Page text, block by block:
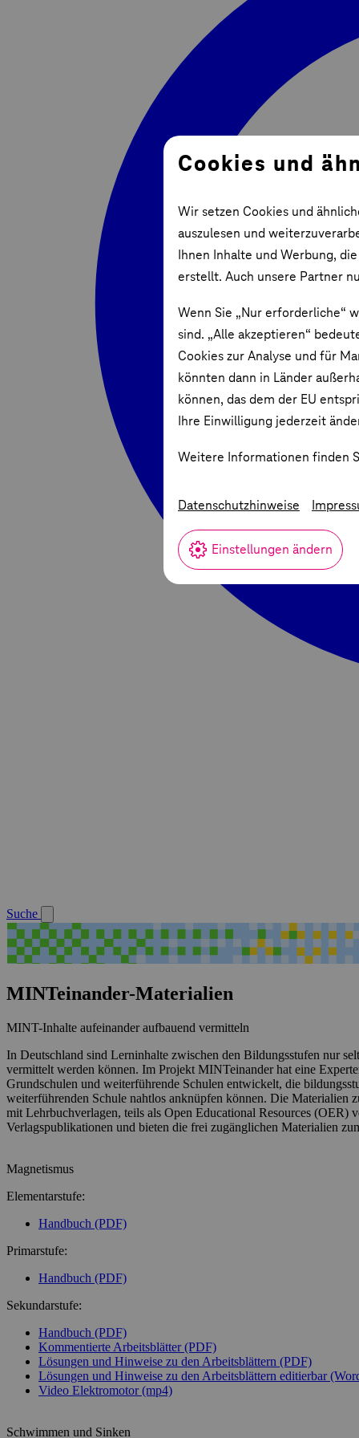
Cookies und
Wir setzen Cookies und
auszulesen und
Ihnen Inhalte und Werbung,
erstellt. Auch unsere Partner
Wenn Sie „Nur erforderliche“
sind. „Alle akzeptieren“
Cookies zur Analyse und für
könnten dann in Länder
können, das dem der EU
Ihre Einwilligung jederzeit
Weitere Informationen finden
Datenschutzhinweise
Einstellungen ändern
Suche
MINTeinander-Materialien
MINT-Inhalte aufeinander aufbauend vermitteln
In Deutschland sind Lerninhalte zwischen den Bildungsstufen nur
vermittelt werden können. Im Projekt MINTeinander hat eine
Grundschulen und weiterführende Schulen entwickelt, die
weiterführenden Schule nahtlos anknüpfen können. Die
mit Lehrbuchverlagen, teils als Open Educational Resources
Verlagspublikationen und bieten die frei zugänglichen Materialien
Magnetismus
Elementarstufe:
Handbuch (PDF)
Primarstufe:
Handbuch (PDF)
Sekundarstufe:
Handbuch (PDF)
Kommentierte Arbeitsblätter (PDF)
Lösungen und Hinweise zu den Arbeitsblättern (PDF)
Lösungen und Hinweise zu den Arbeitsblättern editierbar
Video Elektromotor (mp4)
Schwimmen und Sinken